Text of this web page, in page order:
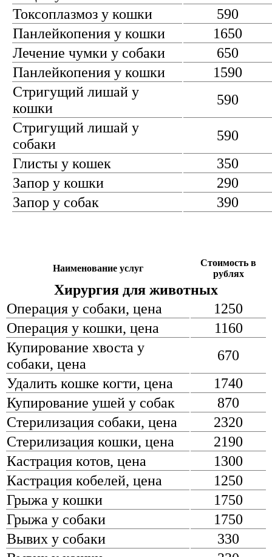
Токсоплазмоз у кошки
590
Панлейкопения у кошки
1650
Лечение чумки у собаки
650
Панлейкопения у кошки
1590
Стригущий лишай у
кошки
590
Стригущий лишай у
собаки
590
Глисты у кошек
350
Запор у кошки
290
Запор у собак
390
Наименование услуг
Стоимость в
рублях
Хирургия для животных
Операция у собаки, цена
1250
Операция у кошки, цена
1160
Купирование хвоста у
собаки, цена
670
Удалить кошке когти, цена
1740
Купирование ушей у собак
870
Стерилизация собаки, цена
2320
Стерилизация кошки, цена
2190
Кастрация котов, цена
1300
Кастрация кобелей, цена
1250
Грыжа у кошки
1750
Грыжа у собаки
1750
Вывих у собаки
330